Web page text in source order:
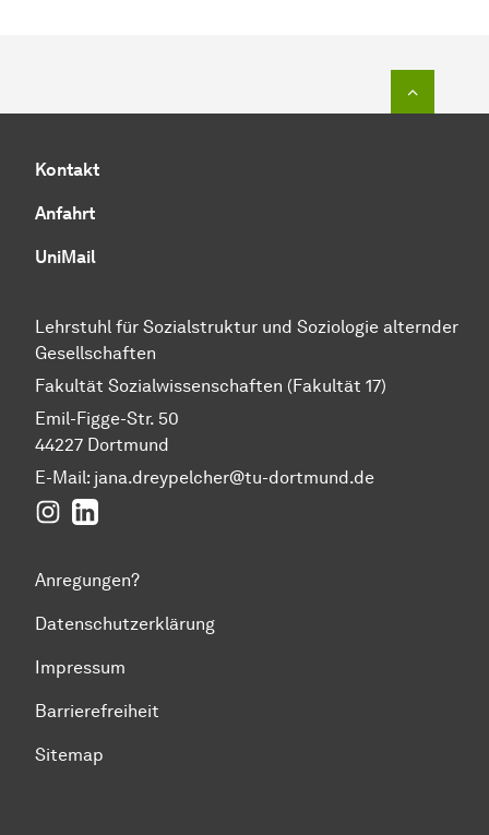
Kontakt
Anfahrt
UniMail
Lehrstuhl für Sozialstruktur und Soziologie alternder
Gesellschaften
Fakultät Sozialwissenschaften (Fakultät 17)
Emil-Figge-Str. 50
44227 Dortmund
E-Mail: jana.dreypelcher@tu-dortmund.de
Instagram
LinkedIn
Anregungen?
Datenschutzerklärung
Impressum
Barrierefreiheit
Sitemap